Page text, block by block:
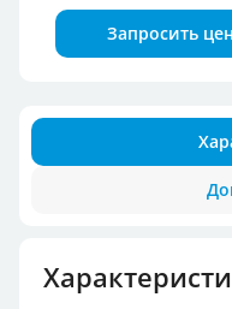
Запросить